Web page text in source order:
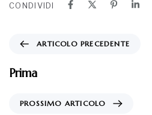
CONDIVIDI
ARTICOLO PRECEDENTE
Prima
PROSSIMO ARTICOLO